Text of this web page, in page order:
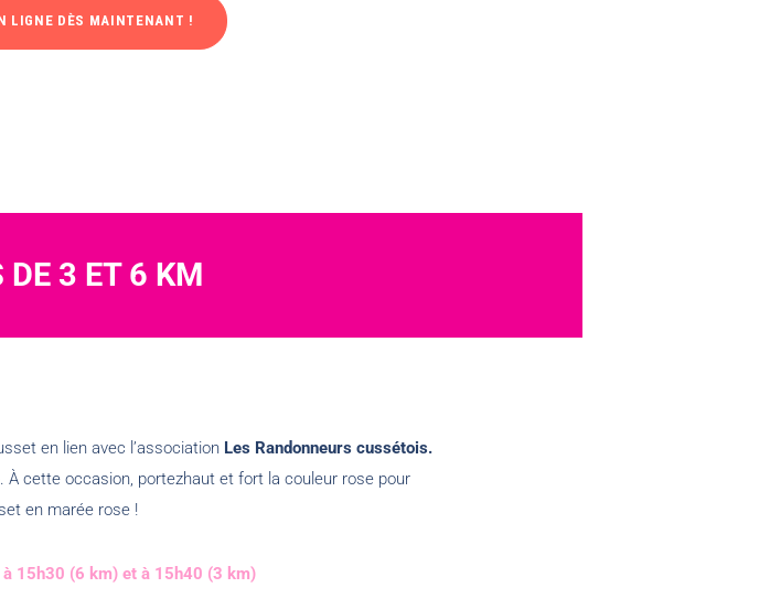
LIGNE DÈS MAINTENANT !
DE 3 ET 6 KM
en lien avec l’association Les Randonneurs cussétois.
À cette occasion, portezhaut et fort la couleur rose pour
en marée rose !
15h30 (6 km) et à 15h40 (3 km)